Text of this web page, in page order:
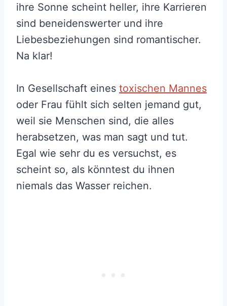
ihre Sonne scheint heller, ihre Karrieren
sind beneidenswerter und ihre
Liebesbeziehungen sind romantischer.
Na klar!
In Gesellschaft eines toxischen Mannes
oder Frau fühlt sich selten jemand gut,
weil sie Menschen sind, die alles
herabsetzen, was man sagt und tut.
Egal wie sehr du es versuchst, es
scheint so, als könntest du ihnen
niemals das Wasser reichen.